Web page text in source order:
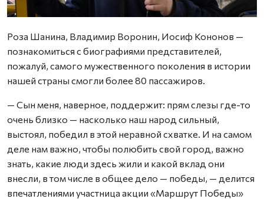
Роза Шанина, Владимир Воронин, Иосиф Кононов —
познакомиться с биографиями представителей,
пожалуй, самого мужественного поколения в истории
нашей страны смогли более 80 пассажиров.
— Сын меня, наверное, поддержит: прям слезы где-то
очень близко — насколько наш народ сильный,
выстоял, победил в этой неравной схватке. И на самом
деле нам важно, чтобы полюбить свой город, важно
знать, какие люди здесь жили и какой вклад они
внесли, в том числе в общее дело — победы, — делится
впечатлениями участница акции «Маршрут Победы»